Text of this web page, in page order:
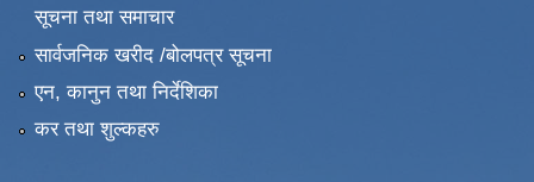
सूचना तथा समाचार
सार्वजनिक खरीद /बोलपत्र सूचना
एन, कानुन तथा निर्देशिका
कर तथा शुल्कहरु